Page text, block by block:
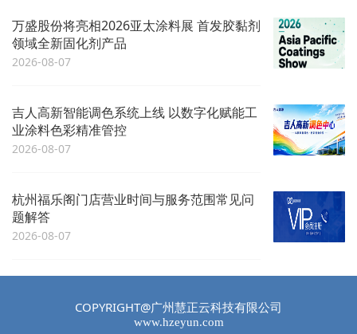
万盛股份将亮相2026亚太涂料展 首发胶黏剂
领域全新固化剂产品
2026-08-07
吉人高新智能调色系统上线 以数字化赋能工
业涂料色彩精准管控
2026-08-07
杭州福乐阁门店营业时间与服务范围常见问
题解答
2026-08-07
COPYRIGHT@广州慧正云科技有限公司
www.hzeyun.com